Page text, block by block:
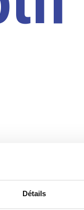
Détails